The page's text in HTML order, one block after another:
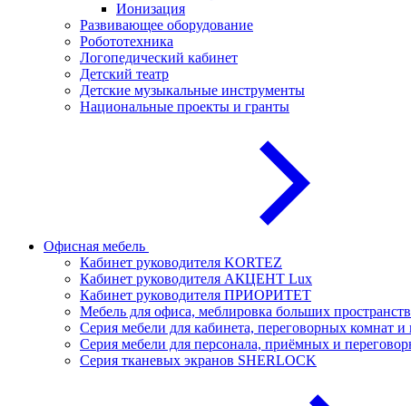
Ионизация
Развивающее оборудование
Робототехника
Логопедический кабинет
Детский театр
Детские музыкальные инструменты
Национальные проекты и гранты
Офисная мебель
Кабинет руководителя KORTEZ
Кабинет руководителя АКЦЕНТ Lux
Кабинет руководителя ПРИОРИТЕТ
Мебель для офиса, меблировка больших
Серия мебели для кабинета, переговорных
Серия мебели для персонала, приёмных и
Серия тканевых экранов SHERLOCK